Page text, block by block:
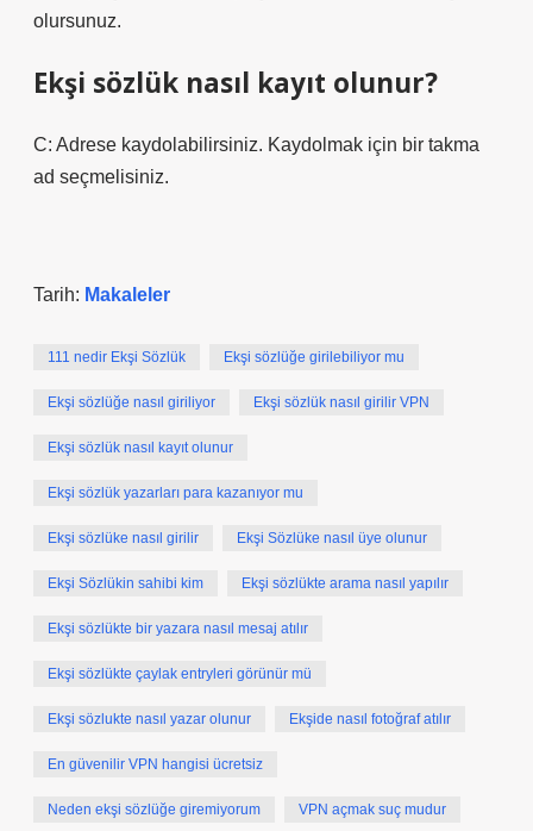
olursunuz.
Ekşi sözlük nasıl kayıt olunur?
C: Adrese kaydolabilirsiniz. Kaydolmak için bir takma
ad seçmelisiniz.
Tarih: Makaleler
111 nedir Ekşi Sözlük Ekşi sözlüğe girilebiliyor mu
Ekşi sözlüğe nasıl giriliyor Ekşi sözlük nasıl girilir VPN
Ekşi sözlük nasıl kayıt olunur
Ekşi sözlük yazarları para kazanıyor mu
Ekşi sözlüke nasıl girilir Ekşi Sözlüke nasıl üye olunur
Ekşi Sözlükin sahibi kim Ekşi sözlükte arama nasıl yapılır
Ekşi sözlükte bir yazara nasıl mesaj atılır
Ekşi sözlükte çaylak entryleri görünür mü
Ekşi sözlukte nasıl yazar olunur Ekşide nasıl fotoğraf atılır
En güvenilir VPN hangisi ücretsiz
Neden ekşi sözlüğe giremiyorum VPN açmak suç mudur